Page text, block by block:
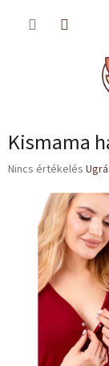
Kismama
A
értékelése
csillag.
Nincs értékelés